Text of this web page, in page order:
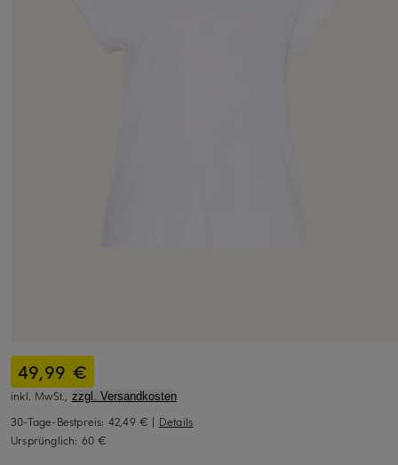
49,99 €
inkl. MwSt., zzgl. Versandkosten
30-Tage-Bestpreis: 42,49 € | Details
Ursprünglich: 60 €